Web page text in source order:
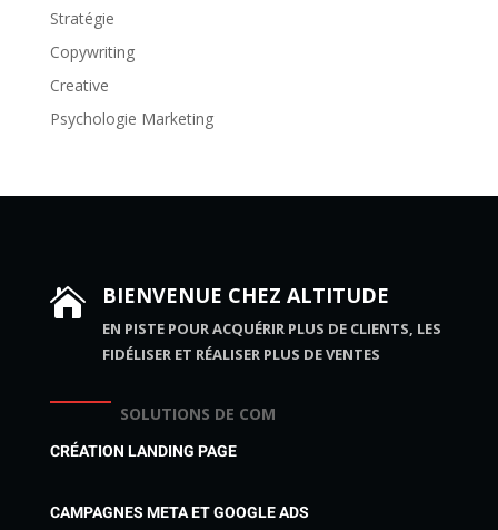
Stratégie
Copywriting
Creative
Psychologie Marketing
 BIENVENUE CHEZ ALTITUDE
EN PISTE POUR ACQUÉRIR PLUS DE CLIENTS, LES
FIDÉLISER ET RÉALISER PLUS DE VENTES
SOLUTIONS DE COM
CRÉATION LANDING PAGE
CAMPAGNES META ET GOOGLE ADS